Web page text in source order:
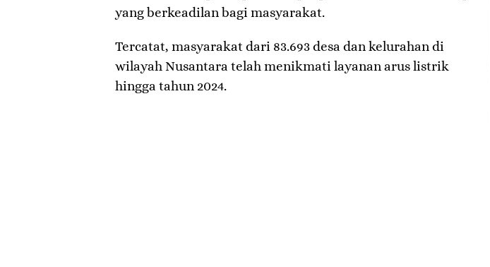
yang berkeadilan bagi masyarakat.
Tercatat, masyarakat dari 83.693 desa dan kelurahan di
wilayah Nusantara telah menikmati layanan arus listrik
hingga tahun 2024.